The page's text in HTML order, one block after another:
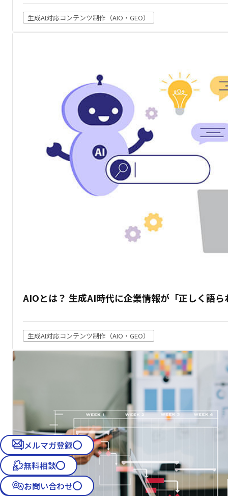
生成AI対応コンテンツ制作（AIO・GEO）
AIOとは？ 生成AI時代に企業情報が「正しく語
生成AI対応コンテンツ制作（AIO・GEO）
メルマガ登録
無料相談
お問い合わせ